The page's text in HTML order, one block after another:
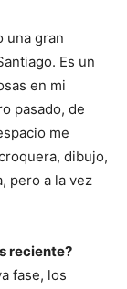
una gran
Es un
en mi
pasado, de
me
dibujo,
pero a la vez
reciente?
fase, los